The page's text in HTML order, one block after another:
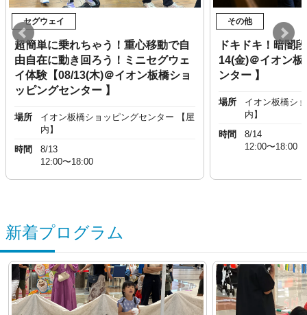
セグウェイ
超簡単に乗れちゃう！重心移動で自
由自在に動き回ろう！ミニセグウェ
イ体験【08/13(木)＠イオン板橋ショ
ッピングセンター 】
場所
イオン板橋ショッピングセンター 【屋
内】
時間
8/13
12:00〜18:00
その他
ドキドキ！暗闇
14(金)＠イオン
ンター 】
場所
イオン板橋シ
内】
時間
8/14
12:00〜18:00
新着プログラム